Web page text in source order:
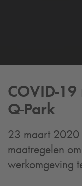
COVID-
Q-Park
23 maart 2020
maatregelen
werkomgeving